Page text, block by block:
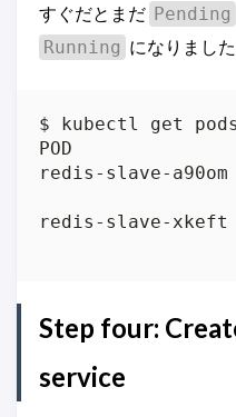
すぐだとまだ Pending
Running になりました
$ kubectl get
POD
redis-slave-
redis-slave-
Step four:
service